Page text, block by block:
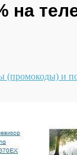
на
(промокоды) и